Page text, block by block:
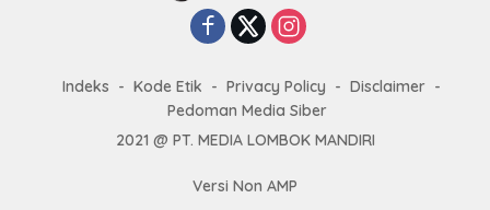
Indeks Kode Etik Privacy Policy
Disclaimer
Pedoman Media Siber
2021 @ PT. MEDIA LOMBOK MANDIRI
Versi Non AMP